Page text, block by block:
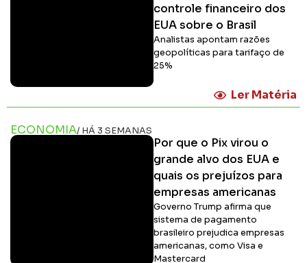
controle financeiro dos
EUA sobre o Brasil
Analistas apontam razões
geopolíticas para tarifaço de
25%
Ler Matéria
ECONOMIA/ HÁ 3 SEMANAS
Por que o Pix virou o
grande alvo dos EUA e
quais os prejuízos para
empresas americanas
Governo Trump afirma que
sistema de pagamento
brasileiro prejudica empresas
americanas, como Visa e
Mastercard